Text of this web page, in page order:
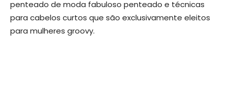
penteado de moda fabuloso penteado e técnicas
para cabelos curtos que são exclusivamente eleitos
para mulheres groovy.